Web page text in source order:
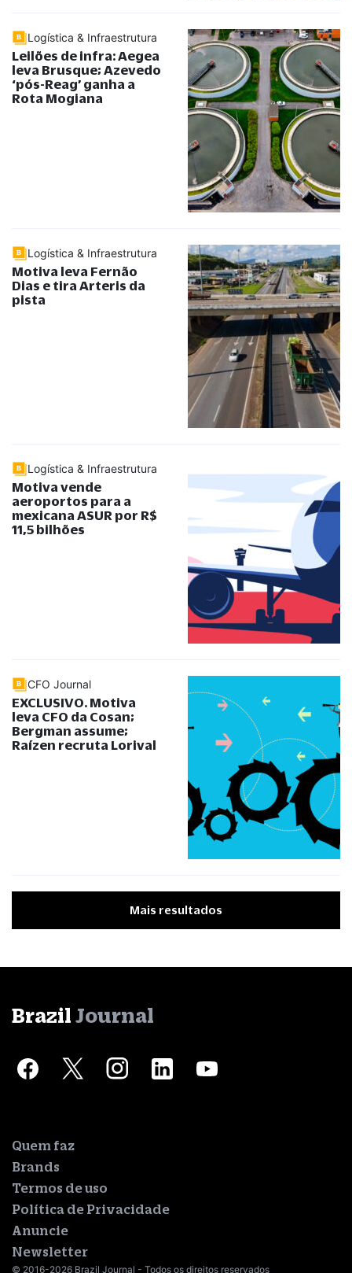
Logística & Infraestrutura
Leilões de infra: Aegea
leva Brusque; Azevedo
‘pós-Reag’ ganha a
Rota Mogiana
Logística & Infraestrutura
Motiva leva Fernão
Dias e tira Arteris da
pista
Logística & Infraestrutura
Motiva vende
aeroportos para a
mexicana ASUR por R$
11,5 bilhões
CFO Journal
EXCLUSIVO. Motiva
leva CFO da Cosan;
Bergman assume;
Raízen recruta Lorival
Mais resultados
Brazil Journal
Quem faz
Brands
Termos de uso
Política de Privacidade
Anuncie
Newsletter
© 2016-2026 Brazil Journal - Todos os direitos reservados